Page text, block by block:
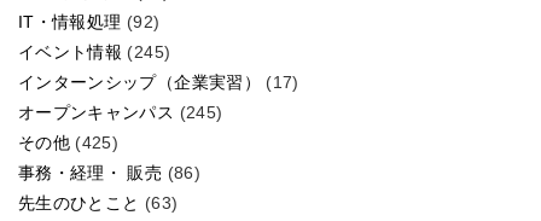
IT・情報処理 (92)
イベント情報 (245)
インターンシップ（企業実習）
(17)
オープンキャンパス (245)
その他 (425)
事務・経理・ 販売 (86)
先生のひとこと (63)